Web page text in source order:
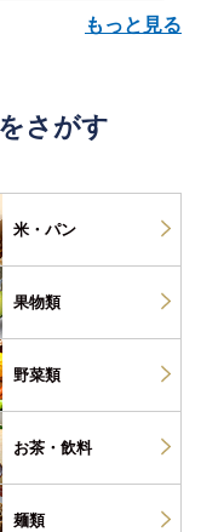
もっと見る
さがす
米・パン
果物類
野菜類
お茶・ 飲料
麺類